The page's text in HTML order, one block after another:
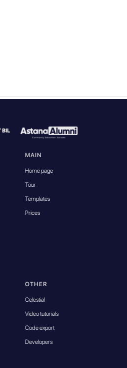
MAIN
Home page
Tour
Templates
Prices
OTHER
Celestial
Video tutorials
Code export
Developers